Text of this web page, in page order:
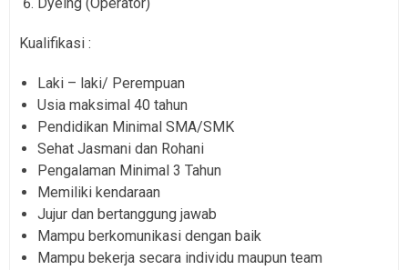
Kualifikasi :
Laki – laki/ Perempuan
Usia maksimal 40 tahun
Pendidikan Minimal SMA/SMK
Sehat Jasmani dan Rohani
Pengalaman Minimal 3 Tahun
Memiliki kendaraan
Jujur dan bertanggung jawab
Mampu berkomunikasi dengan baik
Mampu bekerja secara individu maupun team